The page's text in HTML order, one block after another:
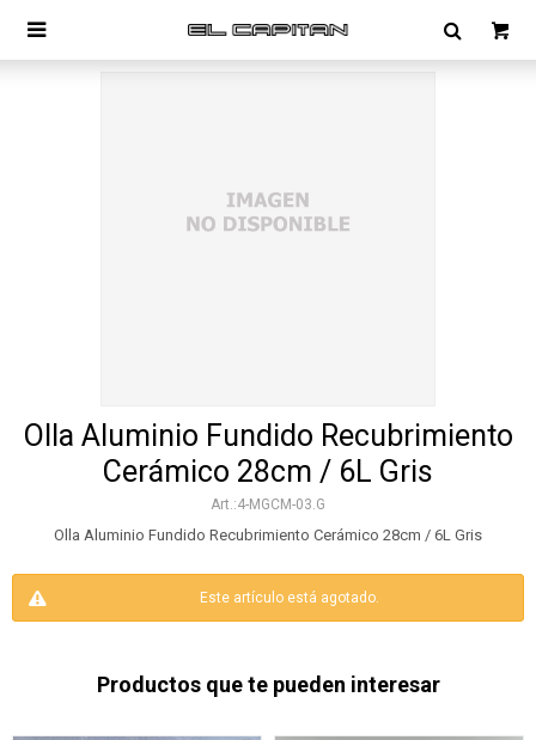

Olla Aluminio Fundido Recubrimiento
Cerámico 28cm / 6L Gris
4-MGCM-03.G
Olla Aluminio Fundido Recubrimiento Cerámico 28cm / 6L Gris
Este artículo está agotado.
Productos que te pueden interesar